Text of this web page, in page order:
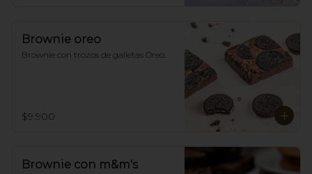
Brownie oreo
Brownie con trozos de galletas Oreo.
$9.900
Brownie con m&m's